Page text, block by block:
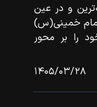
و در عین
امام خمینی(س)
را بر محور
۱۴۰۵/۰۳/۲۸